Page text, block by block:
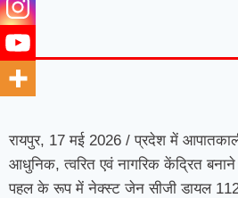
रायपुर, 17 मई 2026 / प्रदेश में
आधुनिक, त्वरित एवं नागरिक केंद्रित बनाने
पहल के रूप में नेक्स्ट जेन सीजी डायल